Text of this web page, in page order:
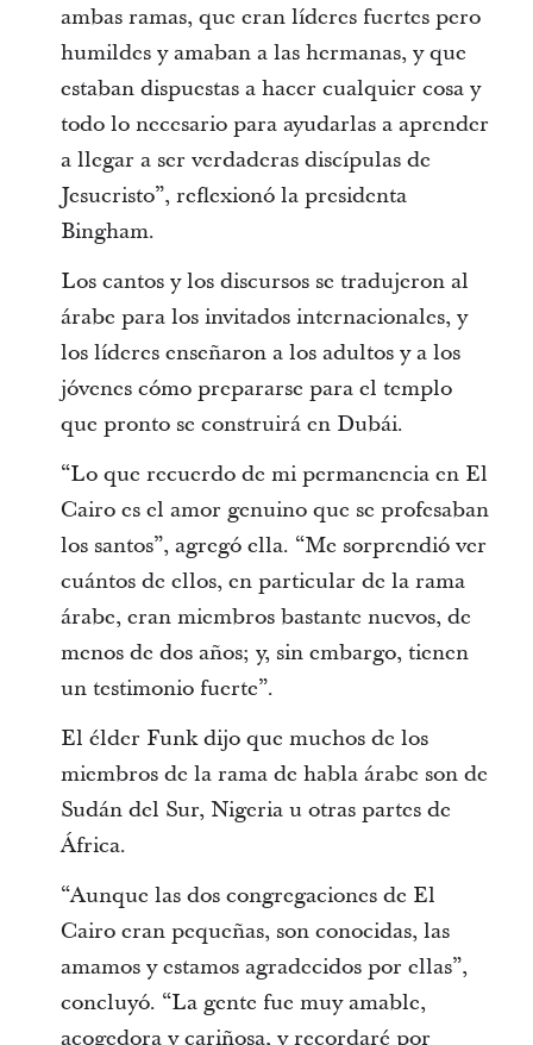
ambas ramas, que eran líderes fuertes pero
humildes y amaban a las hermanas, y que
estaban dispuestas a hacer cualquier cosa y
todo lo necesario para ayudarlas a aprender
a llegar a ser verdaderas discípulas de
Jesucristo”, reflexionó la presidenta
Bingham.
Los cantos y los discursos se tradujeron al
árabe para los invitados internacionales, y
los líderes enseñaron a los adultos y a los
jóvenes cómo prepararse para el templo
que pronto se construirá en Dubái.
“Lo que recuerdo de mi permanencia en El
Cairo es el amor genuino que se profesaban
los santos”, agregó ella. “Me sorprendió ver
cuántos de ellos, en particular de la rama
árabe, eran miembros bastante nuevos, de
menos de dos años; y, sin embargo, tienen
un testimonio fuerte”.
El élder Funk dijo que muchos de los
miembros de la rama de habla árabe son de
Sudán del Sur, Nigeria u otras partes de
África.
“Aunque las dos congregaciones de El
Cairo eran pequeñas, son conocidas, las
amamos y estamos agradecidos por ellas”,
concluyó. “La gente fue muy amable,
acogedora y cariñosa, y recordaré por